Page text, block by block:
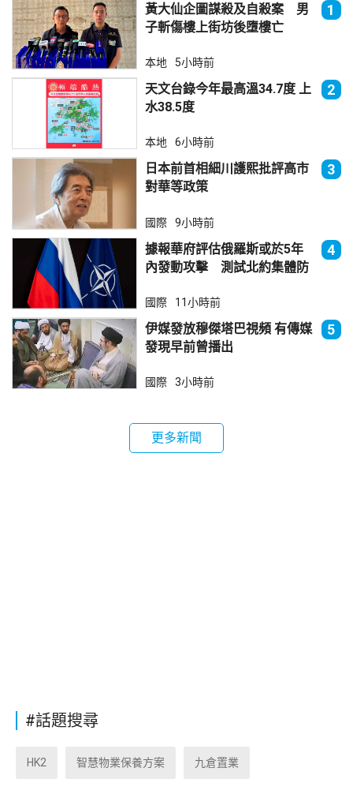
黃大仙企圖謀殺及自殺案 男
子斬傷樓上街坊後墮樓亡
1
本地 5小時前
天文台錄今年最高溫34.7度 上
水38.5度
2
本地 6小時前
日本前首相細川護熙批評高市
對華等政策
3
國際 9小時前
據報華府評估俄羅斯或於5年
內發動攻擊 測試北約集體防
4
國際 11小時前
伊媒發放穆傑塔巴視頻 有傳媒
發現早前曾播出
5
國際 3小時前
更多新聞
#話題搜尋
HK2 智慧物業保養方案 九倉置業